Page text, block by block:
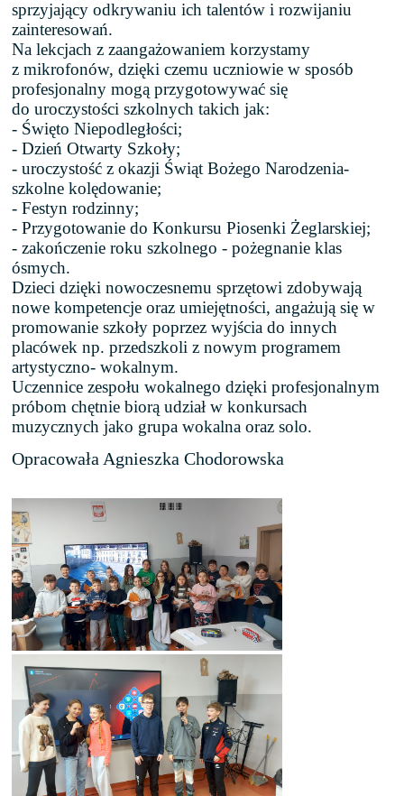
sprzyjający odkrywaniu ich talentów i rozwijaniu
zainteresowań.
Na lekcjach z zaangażowaniem korzystamy
z mikrofonów, dzięki czemu uczniowie w sposób
profesjonalny mogą przygotowywać się
do uroczystości szkolnych takich jak:
- Święto Niepodległości;
- Dzień Otwarty Szkoły;
- uroczystość z okazji Świąt Bożego Narodzenia-
szkolne kolędowanie;
- Festyn rodzinny;
- Przygotowanie do Konkursu Piosenki Żeglarskiej;
- zakończenie roku szkolnego - pożegnanie klas
ósmych.
Dzieci dzięki nowoczesnemu sprzętowi zdobywają
nowe kompetencje oraz umiejętności, angażują się w
promowanie szkoły poprzez wyjścia do innych
placówek np. przedszkoli z nowym programem
artystyczno- wokalnym.
Uczennice zespołu wokalnego dzięki profesjonalnym
próbom chętnie biorą udział w konkursach
muzycznych jako grupa wokalna oraz solo.
Opracowała Agnieszka Chodorowska